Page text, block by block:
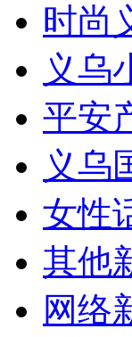
时尚
义乌
平安
义乌
女性
其他
网络